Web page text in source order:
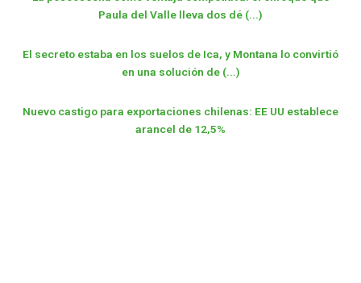
Paula del Valle lleva dos dé (...)
El secreto estaba en los suelos de Ica, y Montana lo convirtió
en una solución de (...)
Nuevo castigo para exportaciones chilenas: EE UU establece
arancel de 12,5%